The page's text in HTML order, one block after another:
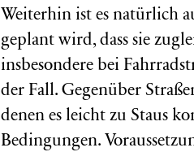
Weiterhin ist es natürlich
geplant wird, dass sie
insbesondere bei
der Fall. Gegenüber
denen es leicht zu Staus
Bedingungen.